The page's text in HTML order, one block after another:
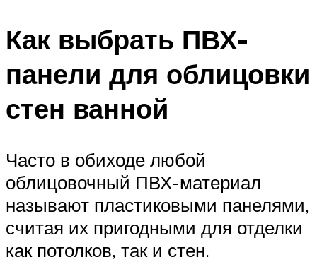
Как выбрать ПВХ-
панели для облицовки
стен ванной
Часто в обиходе любой
облицовочный ПВХ-материал
называют пластиковыми панелями,
считая их пригодными для отделки
как потолков, так и стен.